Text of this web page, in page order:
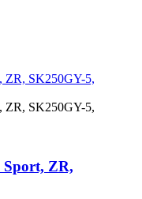
Sport, ZR,